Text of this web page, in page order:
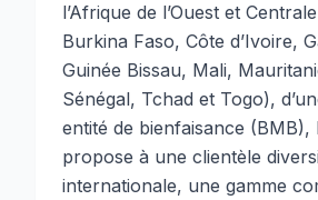
l’Afrique de l’Ouest et
Burkina Faso, Côte d’Ivoire,
Guinée Bissau, Mali,
Sénégal, Tchad et Togo),
entité de bienfaisance (BMB),
propose à une clientèle
internationale, une gamme